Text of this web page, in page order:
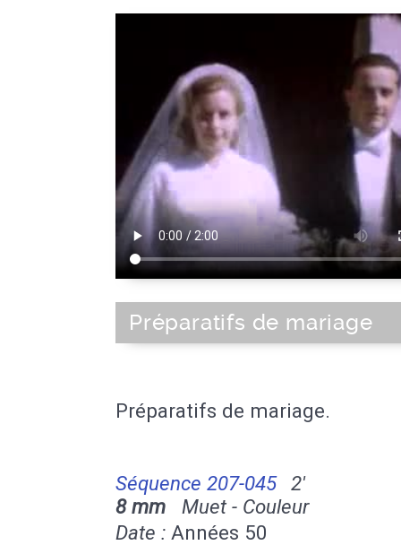
Préparatifs de mariage
Préparatifs de mariage.
Séquence 207-045
2'
8 mm Muet - Couleur
Date : Années 50